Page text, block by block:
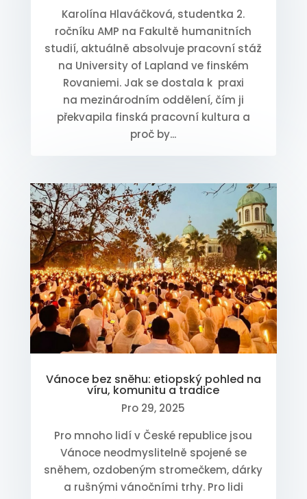
Karolína Hlaváčková, studentka 2.
ročníku AMP na Fakultě humanitních
studií, aktuálně absolvuje pracovní stáž
na University of Lapland ve finském
Rovaniemi. Jak se dostala k praxi
na mezinárodním oddělení, čím ji
překvapila finská pracovní kultura a
proč by...
Vánoce bez sněhu: etiopský pohled na
víru, komunitu a tradice
Pro 29, 2025
Pro mnoho lidí v České republice jsou
Vánoce neodmyslitelně spojené se
sněhem, ozdobeným stromečkem, dárky
a rušnými vánočními trhy. Pro lidi